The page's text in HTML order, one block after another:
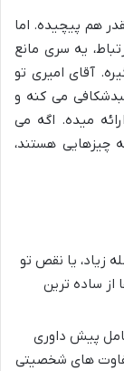
هم پیچیده. اما
یه سری مانع
آقای امیری تو
می کنه و
میده. اگه می
چیزهایی هستند،
زیاد، یا نقص تو
از ساده ترین
پیش داوری
های شخصیتی